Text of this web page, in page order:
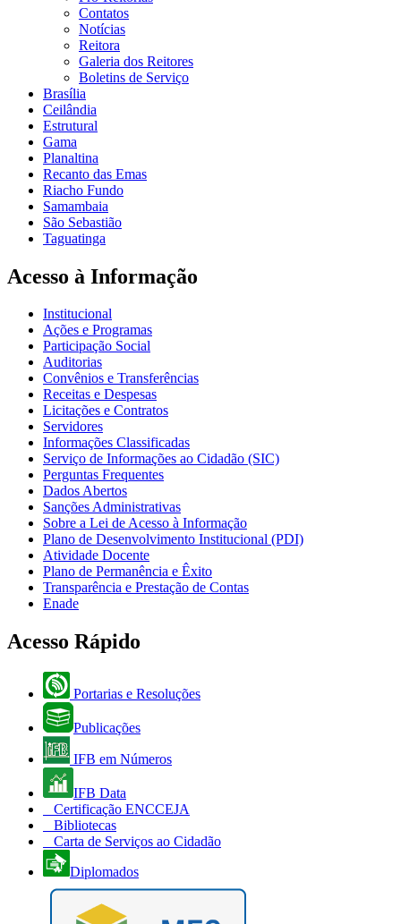
Contatos
Notícias
Reitora
Galeria dos Reitores
Boletins de Serviço
Brasília
Ceilândia
Estrutural
Gama
Planaltina
Recanto das Emas
Riacho Fundo
Samambaia
São Sebastião
Taguatinga
Acesso à Informação
Institucional
Ações e Programas
Participação Social
Auditorias
Convênios e Transferências
Receitas e Despesas
Licitações e Contratos
Servidores
Informações Classificadas
Serviço de Informações ao Cidadão (SIC)
Perguntas Frequentes
Dados Abertos
Sanções Administrativas
Sobre a Lei de Acesso à Informação
Plano de Desenvolvimento Institucional (PDI)
Atividade Docente
Plano de Permanência e Êxito
Transparência e Prestação de Contas
Enade
Acesso Rápido
Portarias e Resoluções
Publicações
IFB em Números
IFB Data
Certificação ENCCEJA
Bibliotecas
Carta de Serviços ao Cidadão
Diplomados